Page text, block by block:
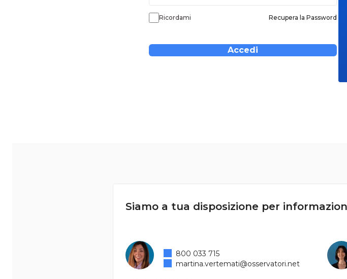
Ricordami Recupera la Password
Accedi
Siamo a tua disposizione per
800 033 715
martina.vertemati@osservatori.net